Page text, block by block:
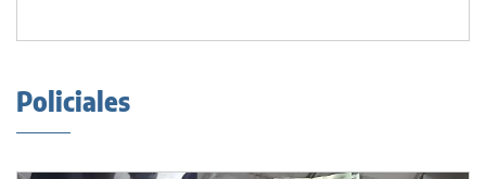
Policiales